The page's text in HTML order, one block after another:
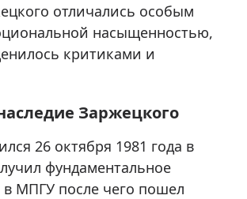
отличались особым
насыщенностью,
критиками и
Заржецкого
26 октября 1981 года в
фундаментальное
в МПГУ после чего пошел